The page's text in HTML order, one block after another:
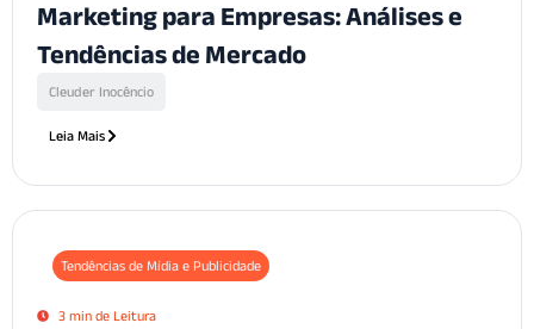
Marketing para Empresas: Análises e
Tendências de Mercado
Cleuder Inocêncio
Leia Mais
Tendências de Mídia e Publicidade
3 min de Leitura